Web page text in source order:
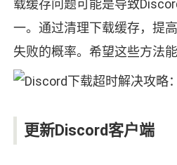
载缓存问题可能是导致
一。通过清理下载缓存，提
失败的概率。希望这些方法能
更新Discord客户端